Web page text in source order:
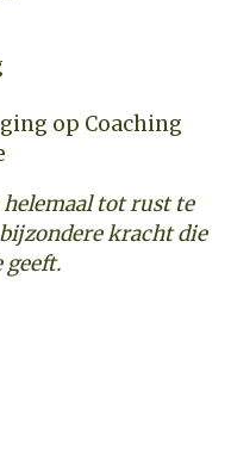
tot rust te
kracht die
geeft.